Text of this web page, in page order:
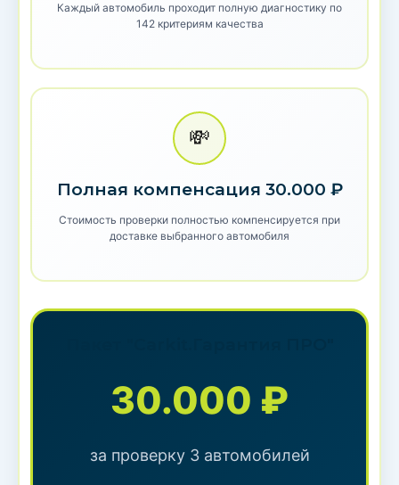
Каждый автомобиль проходит полную диагностику по
142 критериям качества
💸
Полная компенсация 30.000 ₽
Стоимость проверки полностью компенсируется при
доставке выбранного автомобиля
30.000 ₽
за проверку 3 автомобилей